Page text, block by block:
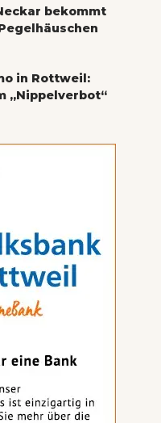
bekommt
in Rottweil:
„Nippelverbot“